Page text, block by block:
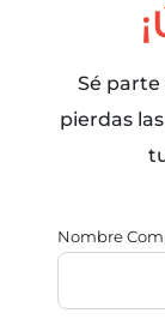
Sé
pierdas
Nombre